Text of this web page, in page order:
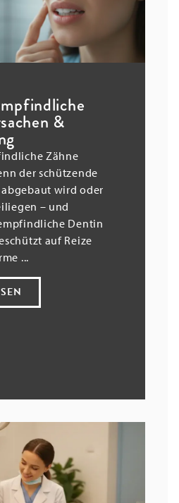
&
Zähne
der schützende
wird oder
– und
Dentin
auf Reize
...